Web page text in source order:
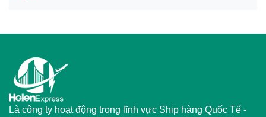
Là công ty hoạt động trong lĩnh vực Ship hàng Quốc Tế -